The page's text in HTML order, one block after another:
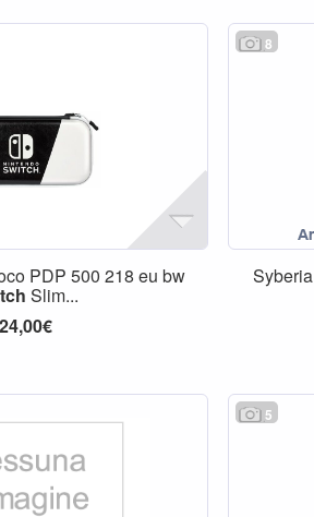
PDP 500 218 eu bw
Slim...
24,00€
8
5